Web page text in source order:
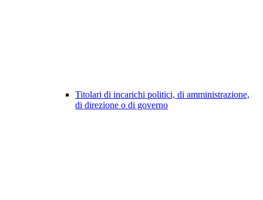
Titolari di incarichi politici, di amministrazione,
di direzione o di governo